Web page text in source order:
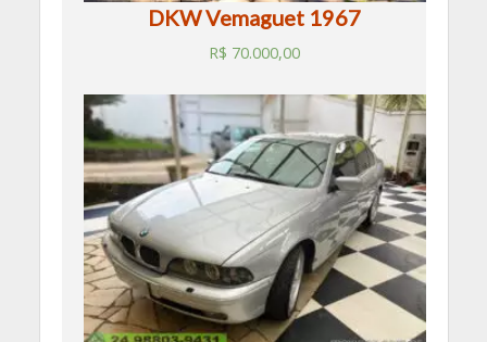
DKW Vemaguet 1967
R$ 70.000,00